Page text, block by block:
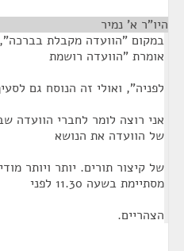
היו"ר א' נמיר
אומרת "הוועדה רושמת
לפניה", ואולי זה הנוסח גם לסעיף 2
אני רוצה לומר לחברי הוועדה
של הוועדה את הנושא
של קיצור תורים. יותר ויותר
מסתיימת בשעה 11.30 לפני
הצהריים.